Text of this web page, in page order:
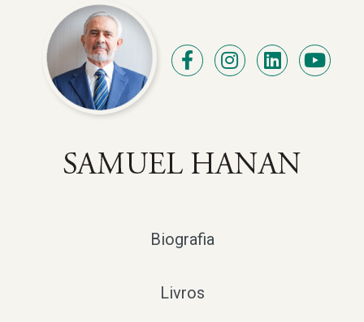
Biografia
Livros